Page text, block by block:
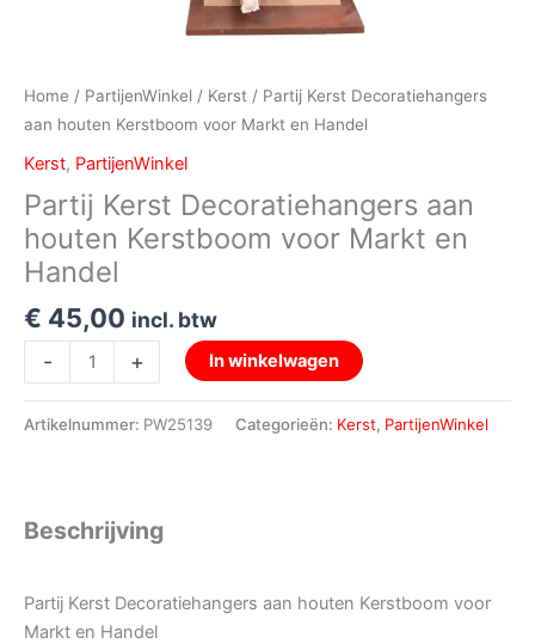
Home / PartijenWinkel / Kerst / Partij Kerst Decoratiehangers
aan houten Kerstboom voor Markt en Handel
Kerst, PartijenWinkel
Partij Kerst Decoratiehangers aan
houten Kerstboom voor Markt en
Handel
€ 45,00 incl. btw
-
+ In winkelwagen
Artikelnummer: PW25139 Categorieën: Kerst, PartijenWinkel
Beschrijving
Partij Kerst Decoratiehangers aan houten Kerstboom voor
Markt en Handel